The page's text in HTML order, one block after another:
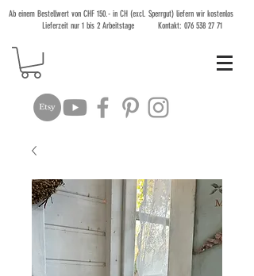
Ab einem Bestellwert von CHF 150.- in CH (excl. Sperrgut) liefern wir kostenlos
Lieferzeit nur 1 bis 2 Arbeitstage Kontakt: 076 538 27 71